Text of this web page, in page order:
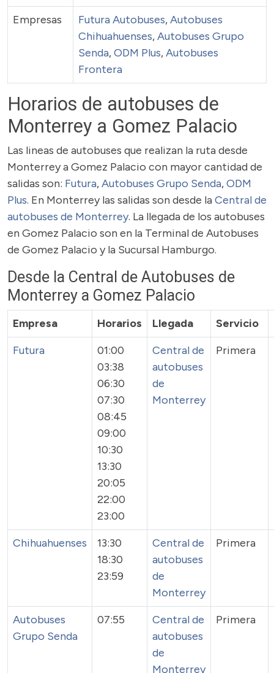
Empresas Futura Autobuses,Autobuses
Chihuahuenses,Autobuses Grupo
Senda,ODM Plus,Autobuses
Frontera
Horarios de autobuses de
Monterrey a Gomez Palacio
Las lineas de autobuses que realizan la ruta desde
Monterrey a Gomez Palacio con mayor cantidad de
salidas son: Futura,Autobuses Grupo Senda,ODM
Plus. En Monterrey las salidas son desde laCentral de
autobuses de Monterrey. La llegada de los autobuses
en Gomez Palacio son en la Terminal de Autobuses
de Gomez Palacio y la Sucursal Hamburgo.
Desde la Central de Autobuses de
Monterrey a Gomez Palacio
Empresa Horarios Llegada Servicio
Futura
01:00
03:38
06:30
07:30
08:45
09:00
10:30
13:30
20:05
22:00
23:00
Central de
autobuses
de
Monterrey
Primera
Chihuahuenses
13:30
18:30
23:59
Central de
autobuses
de
Monterrey
Primera
Autobuses
Grupo Senda
07:55
Central de
autobuses
de
Monterrey
Primera